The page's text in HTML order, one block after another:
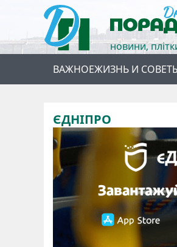
новини,
ВАЖНОЕЖИЗНЬ И
ЄДНІПРО